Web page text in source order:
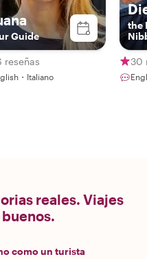
Guide
reseñas
・Italiano
the
30
reales. Viajes
como un turista